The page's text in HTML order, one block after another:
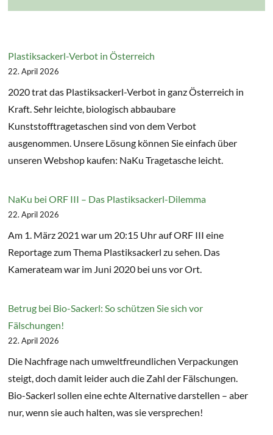
Plastiksackerl-Verbot in Österreich
22. April 2026
2020 trat das Plastiksackerl-Verbot in ganz Österreich in
Kraft. Sehr leichte, biologisch abbaubare
Kunststofftragetaschen sind von dem Verbot
ausgenommen. Unsere Lösung können Sie einfach über
unseren Webshop kaufen: NaKu Tragetasche leicht.
NaKu bei ORF III – Das Plastiksackerl-Dilemma
22. April 2026
Am 1. März 2021 war um 20:15 Uhr auf ORF III eine
Reportage zum Thema Plastiksackerl zu sehen. Das
Kamerateam war im Juni 2020 bei uns vor Ort.
Betrug bei Bio-Sackerl: So schützen Sie sich vor
Fälschungen!
22. April 2026
Die Nachfrage nach umweltfreundlichen Verpackungen
steigt, doch damit leider auch die Zahl der Fälschungen.
Bio-Sackerl sollen eine echte Alternative darstellen – aber
nur, wenn sie auch halten, was sie versprechen!